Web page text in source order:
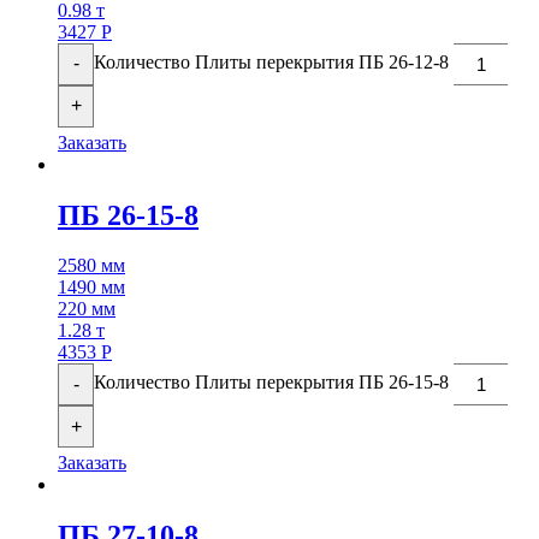
0.98 т
3427 Р
-
Количество Плиты перекрытия ПБ 26-12-8
+
Заказать
ПБ 26-15-8
2580 мм
1490 мм
220 мм
1.28 т
4353 Р
-
Количество Плиты перекрытия ПБ 26-15-8
+
Заказать